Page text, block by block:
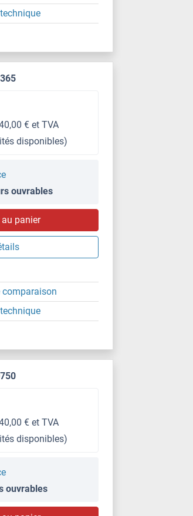
IHC
€ et TVA
disponibles)
ouvrables
panier
comparaison
€ et TVA
disponibles)
ouvrables